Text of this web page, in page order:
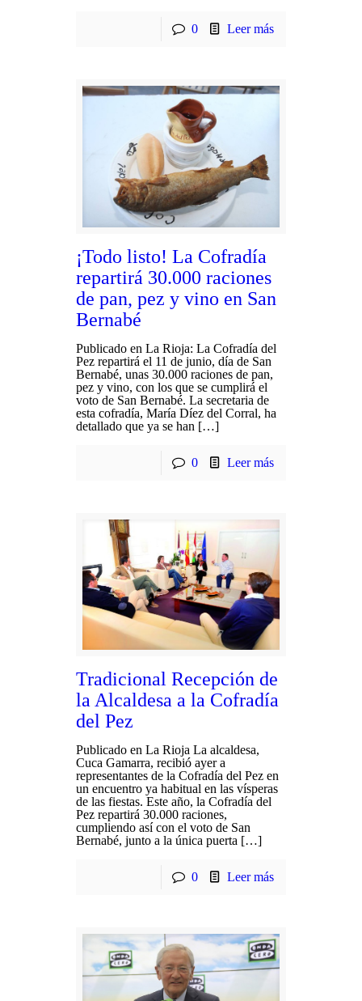
0 Leer más
¡Todo listo! La Cofradía
repartirá 30.000 raciones
de pan, pez y vino en San
Bernabé
Publicado en La Rioja: La Cofradía del
Pez repartirá el 11 de junio, día de San
Bernabé, unas 30.000 raciones de pan,
pez y vino, con los que se cumplirá el
voto de San Bernabé. La secretaria de
esta cofradía, María Díez del Corral, ha
detallado que ya se han […]
0 Leer más
Tradicional Recepción de
la Alcaldesa a la Cofradía
del Pez
Publicado en La Rioja La alcaldesa,
Cuca Gamarra, recibió ayer a
representantes de la Cofradía del Pez en
un encuentro ya habitual en las vísperas
de las fiestas. Este año, la Cofradía del
Pez repartirá 30.000 raciones,
cumpliendo así con el voto de San
Bernabé, junto a la única puerta […]
0 Leer más